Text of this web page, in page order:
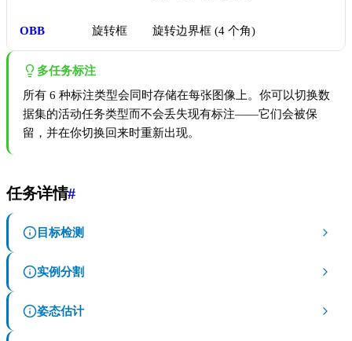
OBB 旋转框 旋转边界框 (4 个角)
多任务标注
所有 6 种标注类型会同时存储在每张图像上。你可以切换数
据集的活动任务类型而不会丢失现有标注——它们会被保
留，并在你切换回来时重新出现。
任务详情#
目标检测
实例分割
姿态估计